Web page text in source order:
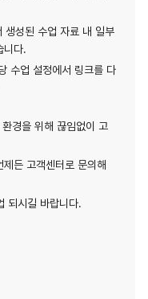
성된 수업 자료 내 일부
니다.
수업 설정에서 링크를 다
경을 위해 끊임없이 고
든 고객센터로 문의해
되시길 바랍니다.